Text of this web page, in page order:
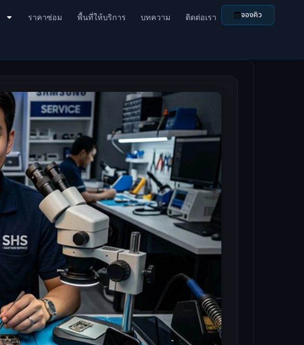
ราคาซ่อม พื้นที่ให้บริการ บทความ ติดต่อเรา จองคิว